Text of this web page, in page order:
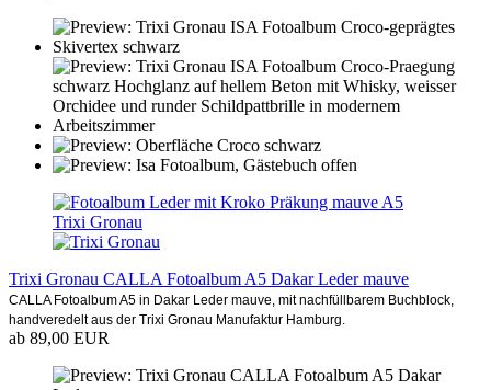
Trixi Gronau CALLA Fotoalbum A5 Dakar Leder mauve
CALLA Fotoalbum A5 in Dakar Leder mauve, mit nachfüllbarem Buchblock,
handveredelt aus der Trixi Gronau Manufaktur Hamburg.
ab 89,00 EUR